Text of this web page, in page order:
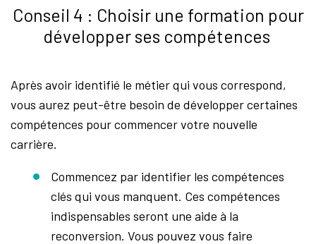
Conseil 4 : Choisir une formation pour
développer ses compétences
Après avoir identifié le métier qui vous correspond,
vous aurez peut-être besoin de développer certaines
compétences pour commencer votre nouvelle
carrière.
Commencez par identifier les compétences
clés qui vous manquent. Ces compétences
indispensables seront une aide à la
reconversion. Vous pouvez vous faire